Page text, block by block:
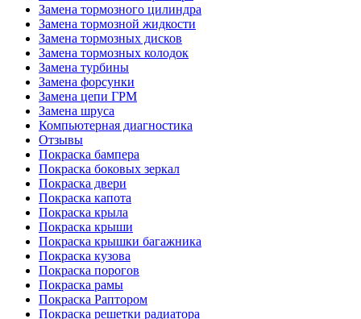
Замена тормозного цилиндра
Замена тормозной жидкости
Замена тормозных дисков
Замена тормозных колодок
Замена турбины
Замена форсунки
Замена цепи ГРМ
Замена шруса
Компьютерная диагностика
Отзывы
Покраска бампера
Покраска боковых зеркал
Покраска двери
Покраска капота
Покраска крыла
Покраска крыши
Покраска крышки багажника
Покраска кузова
Покраска порогов
Покраска рамы
Покраска Раптором
Покраска решетки радиатора